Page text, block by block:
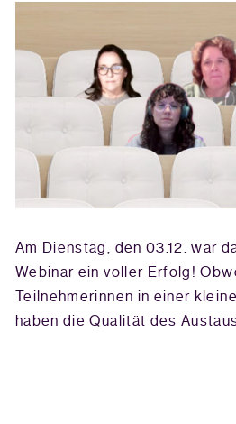
Am Dienstag, den 03.12. war
Webinar ein voller Erfolg!
Teilnehmerinnen in einer
haben die Qualität des